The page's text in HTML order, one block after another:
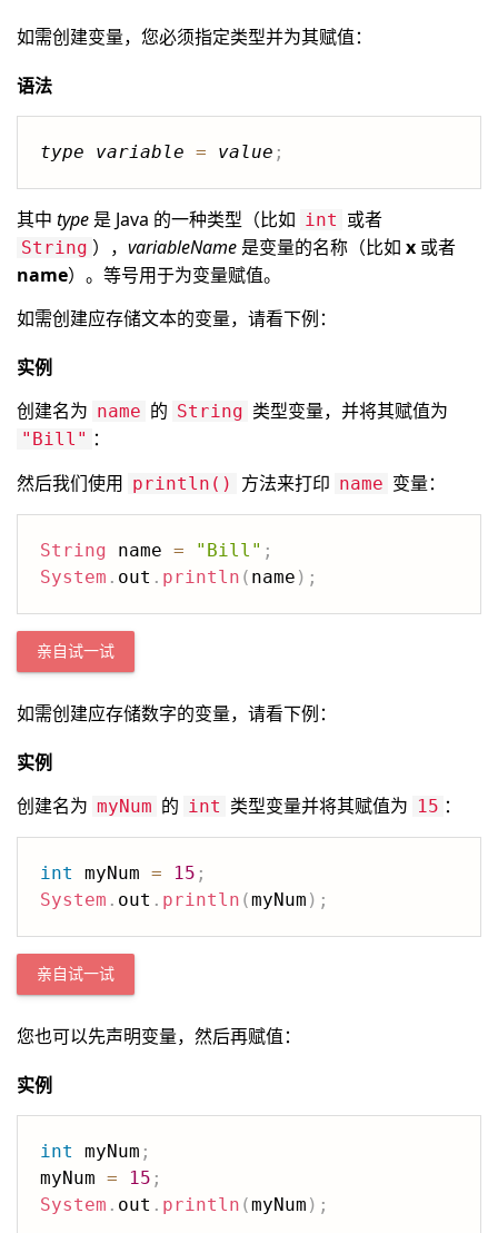
如需创建变量，您必须指定类型并为其赋值：
语法
type variable = value ;
其中 type 是 Java 的一种类型（比如 int 或者
String ）， variableName 是变量的名称（比如 x 或者
name）。等号用于为变量赋值。
如需创建应存储文本的变量，请看下例：
实例
创建名为 name 的 String 类型变量，并将其赋值为
"Bill" ：
然后我们使用 println() 方法来打印 name 变量：
String name = "Bill" ;
System . out . println ( name ) ;
亲自试一试
如需创建应存储数字的变量，请看下例：
实例
创建名为 myNum 的 int 类型变量并将其赋值为 15 ：
int myNum = 15 ;
System . out . println (myNum ) ;
亲自试一试
您也可以先声明变量，然后再赋值：
实例
int myNum ;
myNum = 15 ;
System . out . println (myNum ) ;